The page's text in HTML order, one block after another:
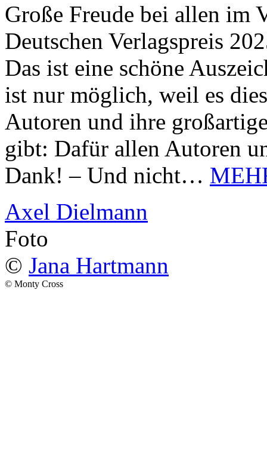
Große Freude bei allen im
Deutschen Verlagspreis
Das ist eine schöne
ist nur möglich, weil es
Autoren und ihre
gibt: Dafür allen Autoren
Dank! – Und nicht…
Axel Dielmann
Foto
© Jana Hartmann
© Monty Cross